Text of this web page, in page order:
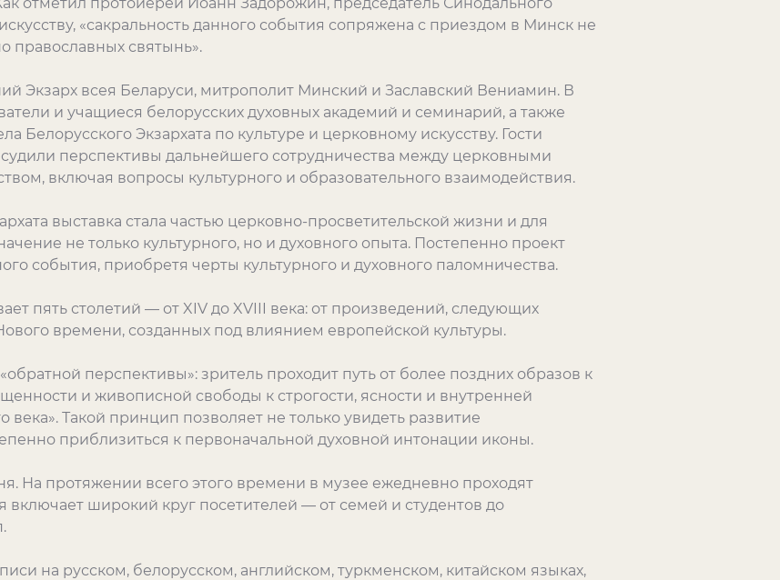
«сакральность данного события сопряжена с приездом в Минск не
православных святынь».
Экзарх всея Беларуси, митрополит Минский и Заславский Вениамин. В
и учащиеся белорусских духовных академий и семинарий, а также
Белорусского Экзархата по культуре и церковному искусству. Гости
перспективы дальнейшего сотрудничества между церковными
включая вопросы культурного и образовательного взаимодействия.
выставка стала частью церковно-просветительской жизни и для
не только культурного, но и духовного опыта. Постепенно проект
события, приобретя черты культурного и духовного паломничества.
пять столетий — от XIV до XVIII века: от произведений, следующих
времени, созданных под влиянием европейской культуры.
перспективы»: зритель проходит путь от более поздних образов к
и живописной свободы к строгости, ясности и внутренней
века». Такой принцип позволяет не только увидеть развитие
приблизиться к первоначальной духовной интонации иконы.
На протяжении всего этого времени в музее ежедневно проходят
включает широкий круг посетителей — от семей и студентов до
на русском, белорусском, английском, туркменском, китайском языках,